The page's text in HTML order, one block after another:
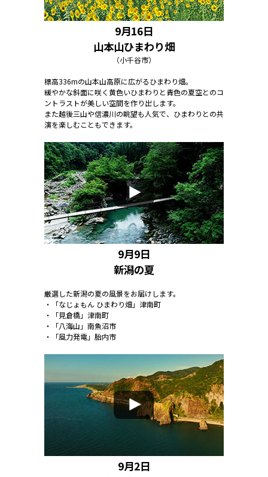
9月16日
山本山ひまわり畑
（小千谷市）
標高336mの山本山高原に広がるひまわり畑。
緩やかな斜面に咲く黄色いひまわりと青色の夏空とのコ
ントラストが美しい空間を作り出します。
また越後三山や信濃川の眺望も人気で、ひまわりとの共
演を楽しむこともできます。
9月9日
新潟の夏
厳選した新潟の夏の風景をお届けします。
・「なじょもん ひまわり畑」津南町
・「見倉橋」津南町
・「八海山」南魚沼市
・「風力発電」胎内市
9月2日